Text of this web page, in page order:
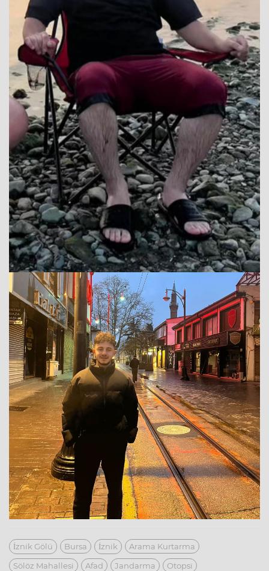
İznik Gölü Bursa İznik
Arama Kurtarma
Sölöz Mahallesi
Afad Jandarma
Otopsi